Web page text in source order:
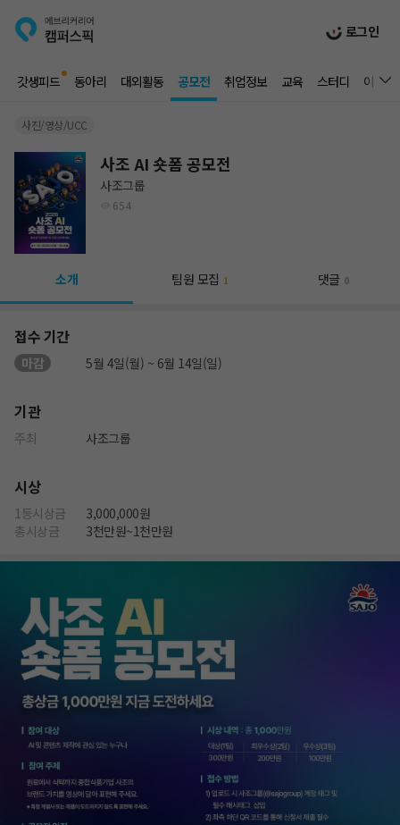
로그인
갓생피드 동아리 대외활동 공모전 취업정보 교육 스터디 이벤트
사진/영상/UCC
사조 AI 숏폼 공모전
사조그룹
654
소개 팀원 모집 1 댓글 0
접수 기간
마감 5월 4일(월) ~ 6월 14일(일)
기관
주최 사조그룹
시상
1등시상금
3,000,000원
총시상금
3천만원~1천만원